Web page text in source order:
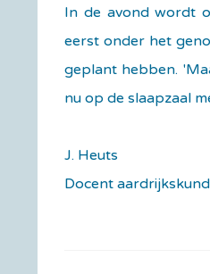
In de avond wordt
eerst onder het
geplant hebben.
nu op de slaapzaal
J. Heuts
Docent